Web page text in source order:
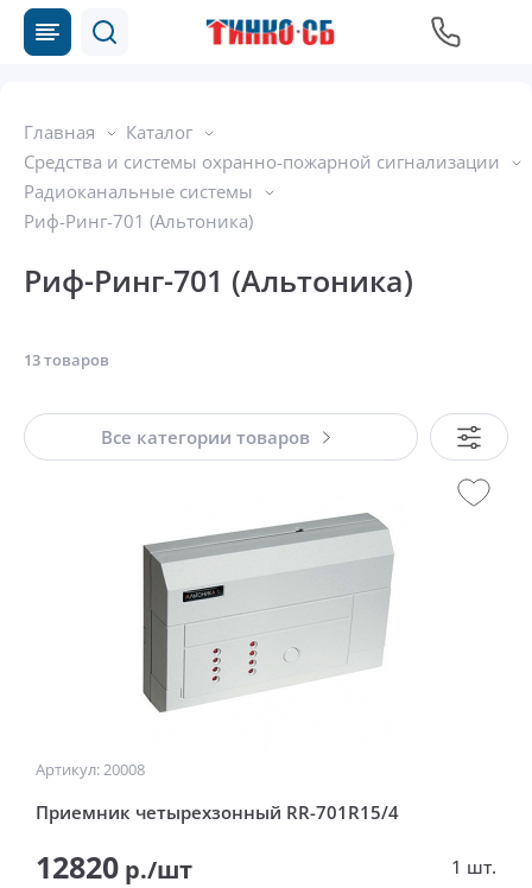
Главная
Каталог
Средства и системы охранно-пожарной сигнализации
Радиоканальные системы
Риф-Ринг-701 (Альтоника)
Риф-Ринг-701 (Альтоника)
13 товаров
Все категории товаров
Артикул: 20008
Приемник четырехзонный RR-701R15/4
12820 р./шт 1 шт.